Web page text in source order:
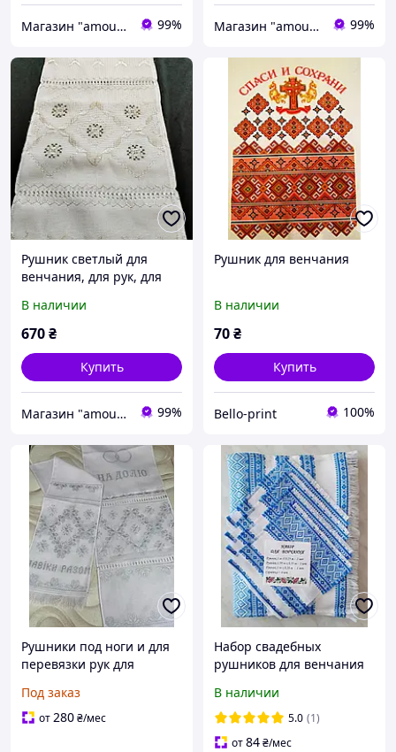
Магазин "amourshop.net" (Амуршоп) 99% Магазин "amourshop.net" (Амуршоп) 99%
Рушник светлый для
венчания, для рук, для
В наличии
670₴
Купить
Магазин "amourshop.net" (Амуршоп) 99%
Рушник для венчания
В наличии
70₴
Купить
Bello-print 100%
Рушники под ноги и для
перевязки рук для
(ручная вышивка)
Под заказ
от280₴/мес
Набор свадебных
рушников для венчания
В наличии
5.0 (1)
от84₴/мес